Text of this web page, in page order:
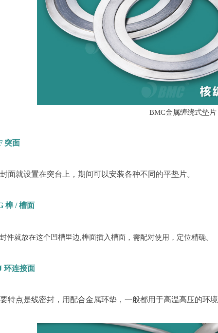
BMC金属缠绕式垫片
突面
面就设置在突台上，期间可以安装各种不同的平垫片。
榫 / 槽面
件就放在这个凹槽里边,榫面插入槽面，需配对使用，定位精确。
环连接面
特点是线密封，用配合金属环垫，一般都用于高温高压的环